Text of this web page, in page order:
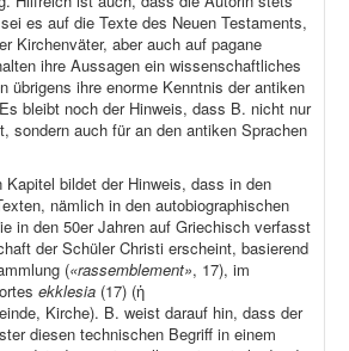
es auf die Texte des Neuen Testaments,
Kirchenväter, aber auch auf pagane
ihre Aussagen ein wissenschaftliches
übrigens ihre enorme Kenntnis der antiken
bleibt noch der Hinweis, dass B. nicht nur
sondern auch für an den antiken Sprachen
bildet der Hinweis, dass in den
nämlich in den autobiographischen
in den 50er Jahren auf Griechisch verfasst
der Schüler Christi erscheint, basierend
(«rassemblement», 17), im
ekklesia (17) (ἡ
Kirche). B. weist darauf hin, dass der
diesen technischen Begriff in einem